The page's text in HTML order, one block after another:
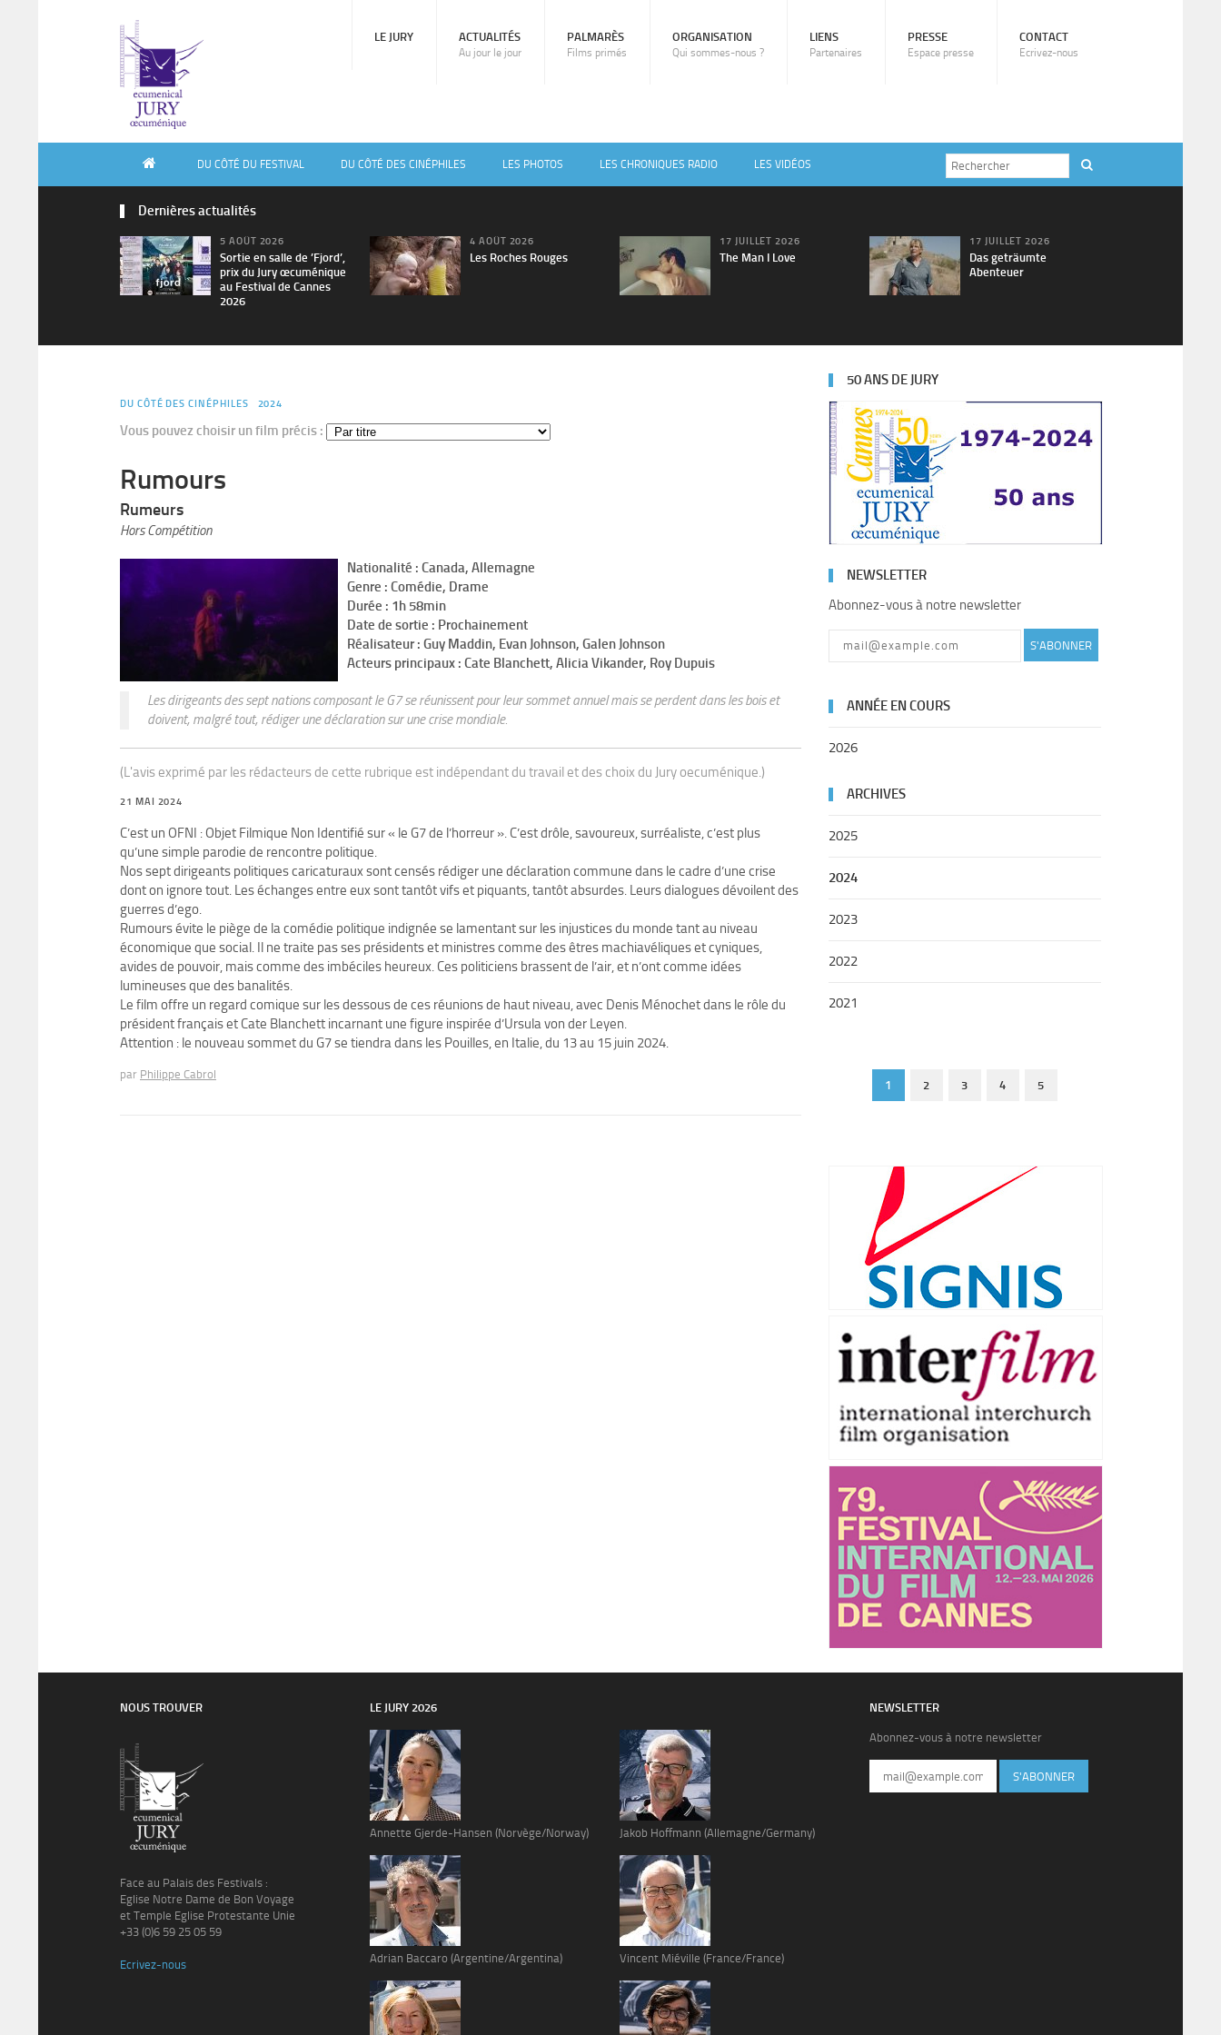
LE JURY ACTUALITÉS
Au jour le jour
PALMARÈS
Films primés
ORGANISATION
Qui sommes-nous ?
LIENS
Partenaires
PRESSE
Espace presse
CONTACT
Ecrivez-nous
DU CÔTÉ DU FESTIVAL DU CÔTÉ DES CINÉPHILES LES PHOTOS LES CHRONIQUES RADIO LES VIDÉOS
Dernières actualités
5 AOÛT 2026
Sortie en salle de ’Fjord’,
prix du Jury œcuménique
au Festival de Cannes
2026
4 AOÛT 2026
Les Roches Rouges
17 JUILLET 2026
The Man I Love
17 JUILLET 2026
Das geträumte
Abenteuer
DU CÔTÉ DES CINÉPHILES 2024
Vous pouvez choisir un film précis :
Rumours
Rumeurs
Hors Compétition
Nationalité : Canada, Allemagne
Genre : Comédie, Drame
Durée : 1h 58min
Date de sortie : Prochainement
Réalisateur : Guy Maddin, Evan Johnson, Galen Johnson
Acteurs principaux : Cate Blanchett, Alicia Vikander, Roy Dupuis
Les dirigeants des sept nations composant le G7 se réunissent pour leur sommet annuel mais se perdent dans les bois et
doivent, malgré tout, rédiger une déclaration sur une crise mondiale.
(L'avis exprimé par les rédacteurs de cette rubrique est indépendant du travail et des choix du Jury oecuménique.)
21 MAI 2024
C’est un OFNI : Objet Filmique Non Identifié sur « le G7 de l’horreur ». C’est drôle, savoureux, surréaliste, c’est plus
qu’une simple parodie de rencontre politique.
Nos sept dirigeants politiques caricaturaux sont censés rédiger une déclaration commune dans le cadre d’une crise
dont on ignore tout. Les échanges entre eux sont tantôt vifs et piquants, tantôt absurdes. Leurs dialogues dévoilent des
guerres d’ego.
Rumours évite le piège de la comédie politique indignée se lamentant sur les injustices du monde tant au niveau
économique que social. Il ne traite pas ses présidents et ministres comme des êtres machiavéliques et cyniques,
avides de pouvoir, mais comme des imbéciles heureux. Ces politiciens brassent de l’air, et n’ont comme idées
lumineuses que des banalités.
Le film offre un regard comique sur les dessous de ces réunions de haut niveau, avec Denis Ménochet dans le rôle du
président français et Cate Blanchett incarnant une figure inspirée d’Ursula von der Leyen.
Attention : le nouveau sommet du G7 se tiendra dans les Pouilles, en Italie, du 13 au 15 juin 2024.
par Philippe Cabrol
50 ANS DE JURY
NEWSLETTER
Abonnez-vous à notre newsletter
S'ABONNER
ANNÉE EN COURS
2026
ARCHIVES
2025
2024
2023
2022
2021
1 2 3 4 5
NOUS TROUVER
Face au Palais des Festivals :
Eglise Notre Dame de Bon Voyage
et Temple Eglise Protestante Unie
+33 (0)6 59 25 05 59
Ecrivez-nous
LE JURY 2026
Annette Gjerde-Hansen (Norvège/Norway)
Adrian Baccaro (Argentine/Argentina)
Jakob Hoffmann (Allemagne/Germany)
Vincent Miéville (France/France)
NEWSLETTER
Abonnez-vous à notre newsletter
S'ABONNER